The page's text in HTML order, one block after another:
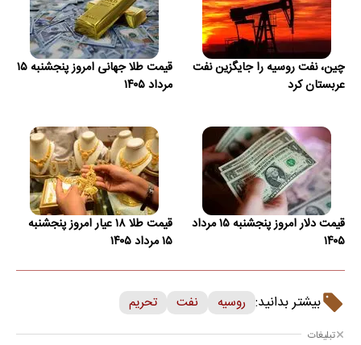
چین، نفت روسیه را جایگزین نفت
عربستان کرد
قیمت طلا جهانی امروز پنجشنبه ۱۵
مرداد ۱۴۰۵
قیمت دلار امروز پنجشنبه ۱۵ مرداد
۱۴۰۵
قیمت طلا ۱۸ عیار امروز پنجشنبه
۱۵ مرداد ۱۴۰۵
بیشتر بدانید: روسیه نفت تحریم
تبلیغات